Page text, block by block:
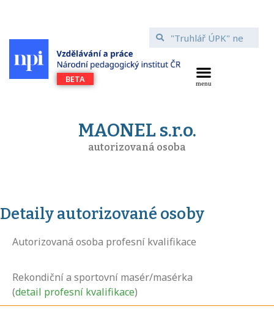
MAONEL s.r.o.
autorizovaná osoba
Detaily autorizované osoby
Autorizovaná osoba profesní kvalifikace
Rekondiční a sportovní masér/masérka
(detail profesní kvalifikace)